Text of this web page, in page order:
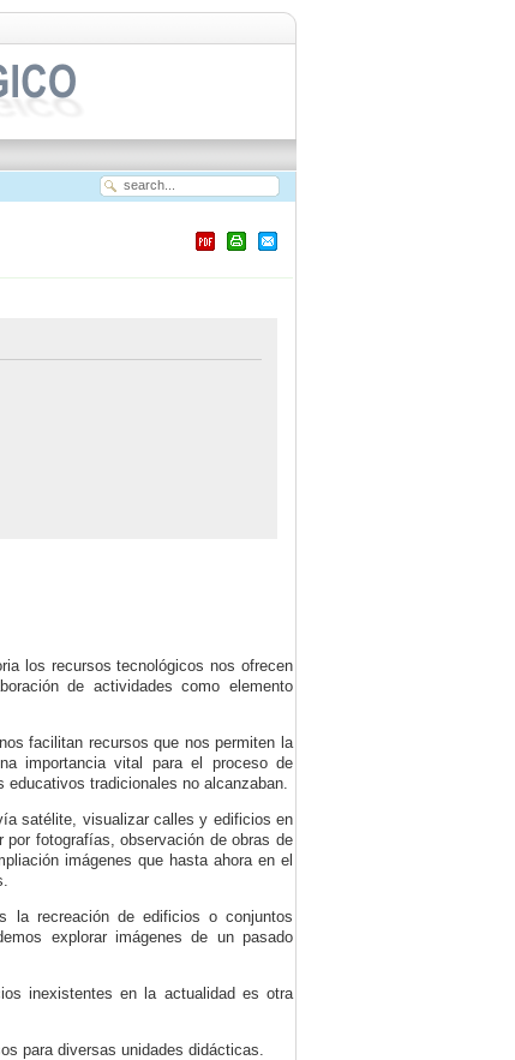
los recursos tecnológicos nos ofrecen
de actividades como elemento
facilitan recursos que nos permiten la
importancia vital para el proceso de
educativos tradicionales no alcanzaban.
satélite, visualizar calles y edificios en
fotografías, observación de obras de
imágenes que hasta ahora en el
la recreación de edificios o conjuntos
explorar imágenes de un pasado
inexistentes en la actualidad es otra
para diversas unidades didácticas.